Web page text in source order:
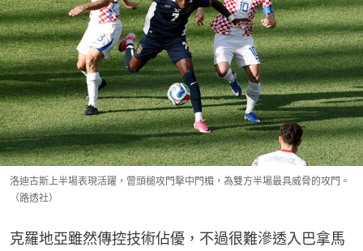
洛迪古斯上半場表現活躍，曾頭槌攻門擊中門楣，為雙方半場最具威脅的攻門。
（路透社）
克羅地亞雖然傳控技術佔優，不過很難滲透入巴拿馬